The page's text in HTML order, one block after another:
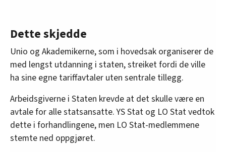
Dette skjedde
Unio og Akademikerne, som i hovedsak organiserer de
med lengst utdanning i staten, streiket fordi de ville
ha sine egne tariffavtaler uten sentrale tillegg.
Arbeidsgiverne i Staten krevde at det skulle være en
avtale for alle statsansatte. YS Stat og LO Stat vedtok
dette i forhandlingene, men LO Stat-medlemmene
stemte ned oppgjøret.